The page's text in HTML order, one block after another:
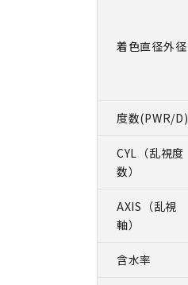
着色直径外径
度数(PWR/D)
CYL（乱視度
数）
AXIS（乱視
軸）
含水率